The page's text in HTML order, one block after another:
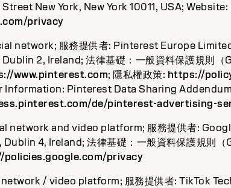
New York, New York 10011, USA; Website:
privacy
network; 服務提供者: Pinterest Europe
2, Ireland; 法律基礎：一般資料保護規則（
www.pinterest.com; 隱私權政策: https://
Information: Pinterest Data Sharing Addendum
de/pinterest-advertising-
network and video platform; 服務提供者:
4, Ireland; 法律基礎：一般資料保護規則（
privacy
/ video platform; 服務提供者: TikTok